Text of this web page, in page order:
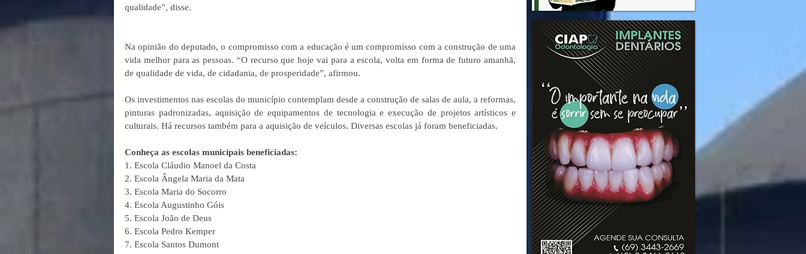
qualidade”, disse.
Na opinião do deputado, o compromisso com a educação é um compromisso com a construção de uma
vida melhor para as pessoas. “O recurso que hoje vai para a escola, volta em forma de futuro amanhã,
de qualidade de vida, de cidadania, de prosperidade”, afirmou.
Os investimentos nas escolas do município contemplam desde a construção de salas de aula, a reformas,
pinturas padronizadas, aquisição de equipamentos de tecnologia e execução de projetos artísticos e
culturais. Há recursos também para a aquisição de veículos. Diversas escolas já foram beneficiadas.
Conheça as escolas municipais beneficiadas:
1. Escola Cláudio Manoel da Costa
2. Escola Ângela Maria da Mata
3. Escola Maria do Socorro
4. Escola Augustinho Góis
5. Escola João de Deus
6. Escola Pedro Kemper
7. Escola Santos Dumont